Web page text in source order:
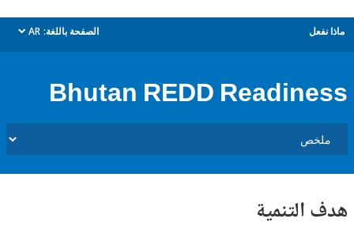
الصفحة باللغة: AR
dropdown
Bhutan REDD